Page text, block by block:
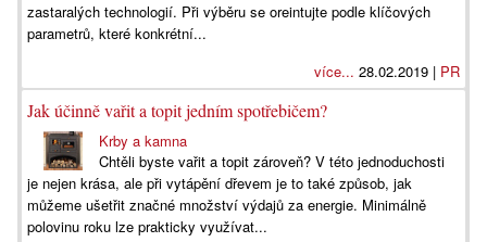
zastaralých technologií. Při výběru se oreintujte podle klíčových
parametrů, které konkrétní...
více... 28.02.2019 | PR
Jak účinně vařit a topit jedním spotřebičem?
Krby a kamna
Chtěli byste vařit a topit zároveň? V této jednoduchosti
je nejen krása, ale při vytápění dřevem je to také způsob, jak
můžeme ušetřit značné množství výdajů za energie. Minimálně
polovinu roku lze prakticky využívat...